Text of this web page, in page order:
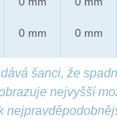
0 mm 0 mm
šanci, že
nejvyšší